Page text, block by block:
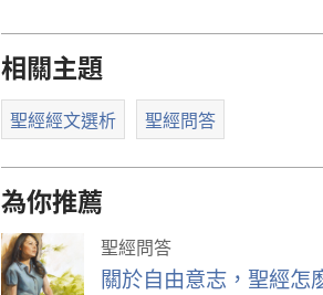
相關主題
聖經經文選析 聖經問答
為你推薦
聖經問答
關於自由意志，聖經怎